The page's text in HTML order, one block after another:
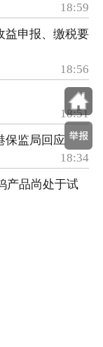
18:59
益申报、缴税要
18:56
18:51
保监局回应
18:34
产品尚处于试